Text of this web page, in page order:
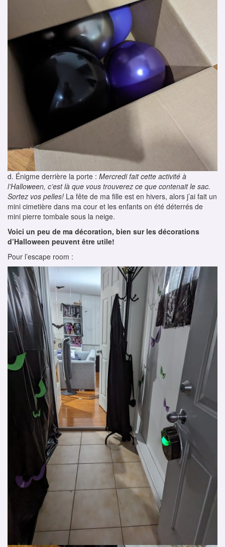
d. Énigme derrière la porte : Mercredi fait cette activité à
l’Halloween, c’est là que vous trouverez ce que contenait le sac.
Sortez vos pelles! La fête de ma fille est en hivers, alors j’ai fait un
mini cimetière dans ma cour et les enfants on été déterrés de
mini pierre tombale sous la neige.
Voici un peu de ma décoration, bien sur les décorations
d’Halloween peuvent être utile!
Pour l’escape room :